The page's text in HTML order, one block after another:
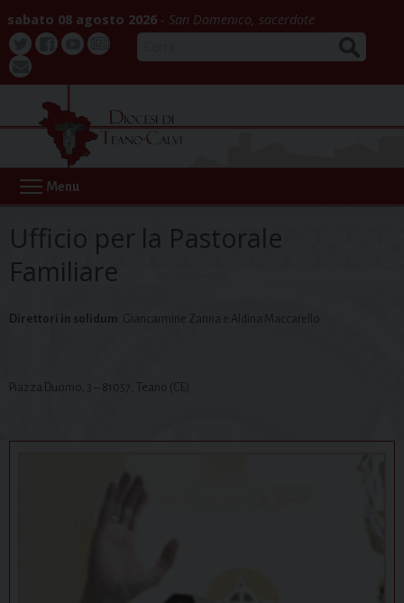
content
sabato 08 agosto 2026 San Domenico, sacerdote
Twitter
Buona
webmail
Menu
Ufficio per la Pastorale
Familiare
Direttori in solidum : Giancarmine Zanna e Aldina Maccarello
Piazza Duomo, 3 – 81057, Teano (CE)